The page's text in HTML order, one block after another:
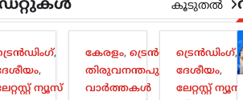
കൂടുതൽ
,
,
ന്യൂസ്
കേരളം,ട്രെൻഡിംഗ്,
തിരുവനന്തപുരം
വാർത്തകൾ
ട്രെൻഡിംഗ്,
ദേശീയം,
ലേറ്റസ്റ്റ് ന്യൂസ്